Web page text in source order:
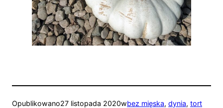
Opublikowano27 listopada 2020wbez mięska, dynia, tort